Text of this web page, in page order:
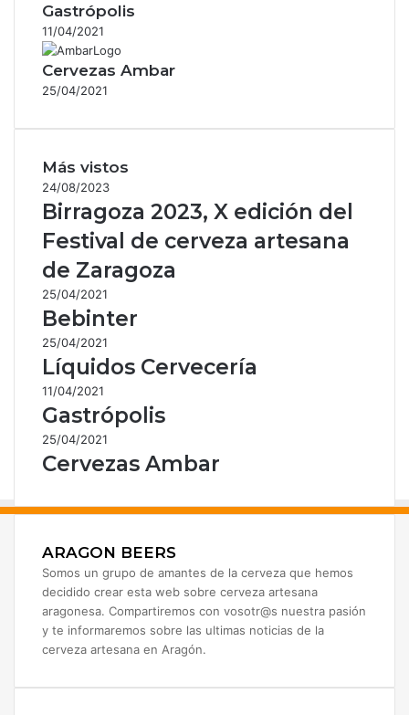
Gastrópolis
11/04/2021
Cervezas Ambar
25/04/2021
Más vistos
24/08/2023
Birragoza 2023, X edición del
Festival de cerveza artesana
de Zaragoza
25/04/2021
Bebinter
25/04/2021
Líquidos Cervecería
11/04/2021
Gastrópolis
25/04/2021
Cervezas Ambar
ARAGON BEERS
Somos un grupo de amantes de la cerveza que hemos
decidido crear esta web sobre cerveza artesana
aragonesa. Compartiremos con vosotr@s nuestra pasión
y te informaremos sobre las ultimas noticias de la
cerveza artesana en Aragón.